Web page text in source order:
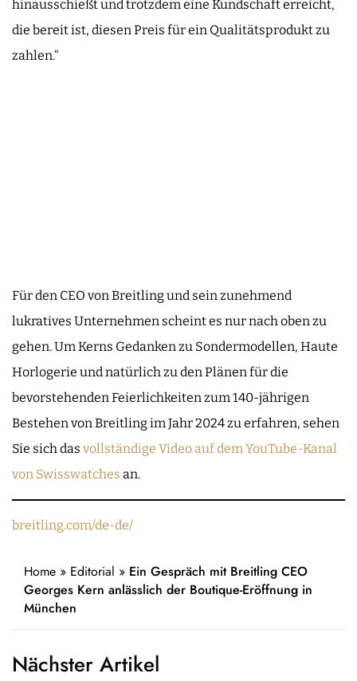
hinausschießt und trotzdem eine Kundschaft erreicht,
die bereit ist, diesen Preis für ein Qualitätsprodukt zu
zahlen.“
Für den CEO von Breitling und sein zunehmend
lukratives Unternehmen scheint es nur nach oben zu
gehen. Um Kerns Gedanken zu Sondermodellen, Haute
Horlogerie und natürlich zu den Plänen für die
bevorstehenden Feierlichkeiten zum 140-jährigen
Bestehen von Breitling im Jahr 2024 zu erfahren, sehen
Sie sich das vollständige Video auf dem YouTube-Kanal
von Swisswatches an.
breitling.com/de-de/
Home » Editorial » Ein Gespräch mit Breitling CEO
Georges Kern anlässlich der Boutique-Eröffnung in
München
Nächster Artikel